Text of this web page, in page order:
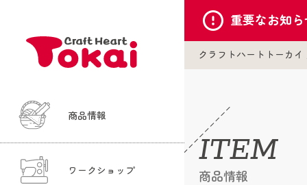
商品情報
ワークショップ
重要なお知
クラフトハートトーカイ
ITEM
商品情報